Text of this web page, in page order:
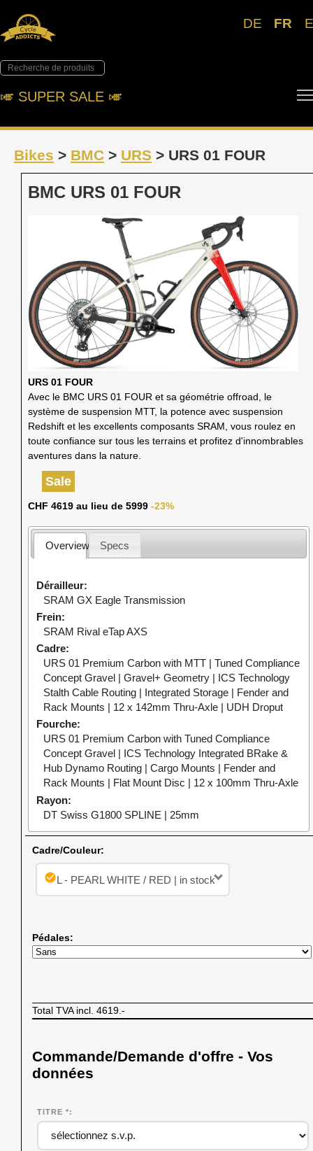
DE FR
🎺︎ SUPER SALE 🎺︎
Bikes > BMC > URS > URS 01 FOUR
BMC URS 01 FOUR
URS 01 FOUR
Avec le BMC URS 01 FOUR et sa géométrie offroad, le
système de suspension MTT, la potence avec suspension
Redshift et les excellents composants SRAM, vous roulez en
toute confiance sur tous les terrains et profitez d'innombrables
aventures dans la nature.
Sale
CHF 4619 au lieu de 5999 -23%
Overview Specs
Dérailleur
SRAM GX Eagle Transmission
Frein
SRAM Rival eTap AXS
Cadre
URS 01 Premium Carbon with MTT | Tuned Compliance
Concept Gravel | Gravel+ Geometry | ICS Technology
Stalth Cable Routing | Integrated Storage | Fender and
Rack Mounts | 12 x 142mm Thru-Axle | UDH Droput
Fourche
URS 01 Premium Carbon with Tuned Compliance
Concept Gravel | ICS Technology Integrated BRake &
Hub Dynamo Routing | Cargo Mounts | Fender and
Rack Mounts | Flat Mount Disc | 12 x 100mm Thru-Axle
Rayon
DT Swiss G1800 SPLINE | 25mm
Cadre/Couleur:
check_circleL - PEARL WHITE / RED | in stock
Pédales:
Total TVA incl. 4619.-
Commande/Demande d'offre - Vos
données
TITRE *